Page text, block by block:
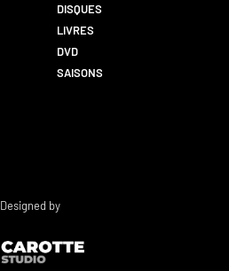
DISQUES
LIVRES
DVD
SAISONS
Designed by